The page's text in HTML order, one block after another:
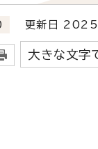
更新日 2025
大きな文字